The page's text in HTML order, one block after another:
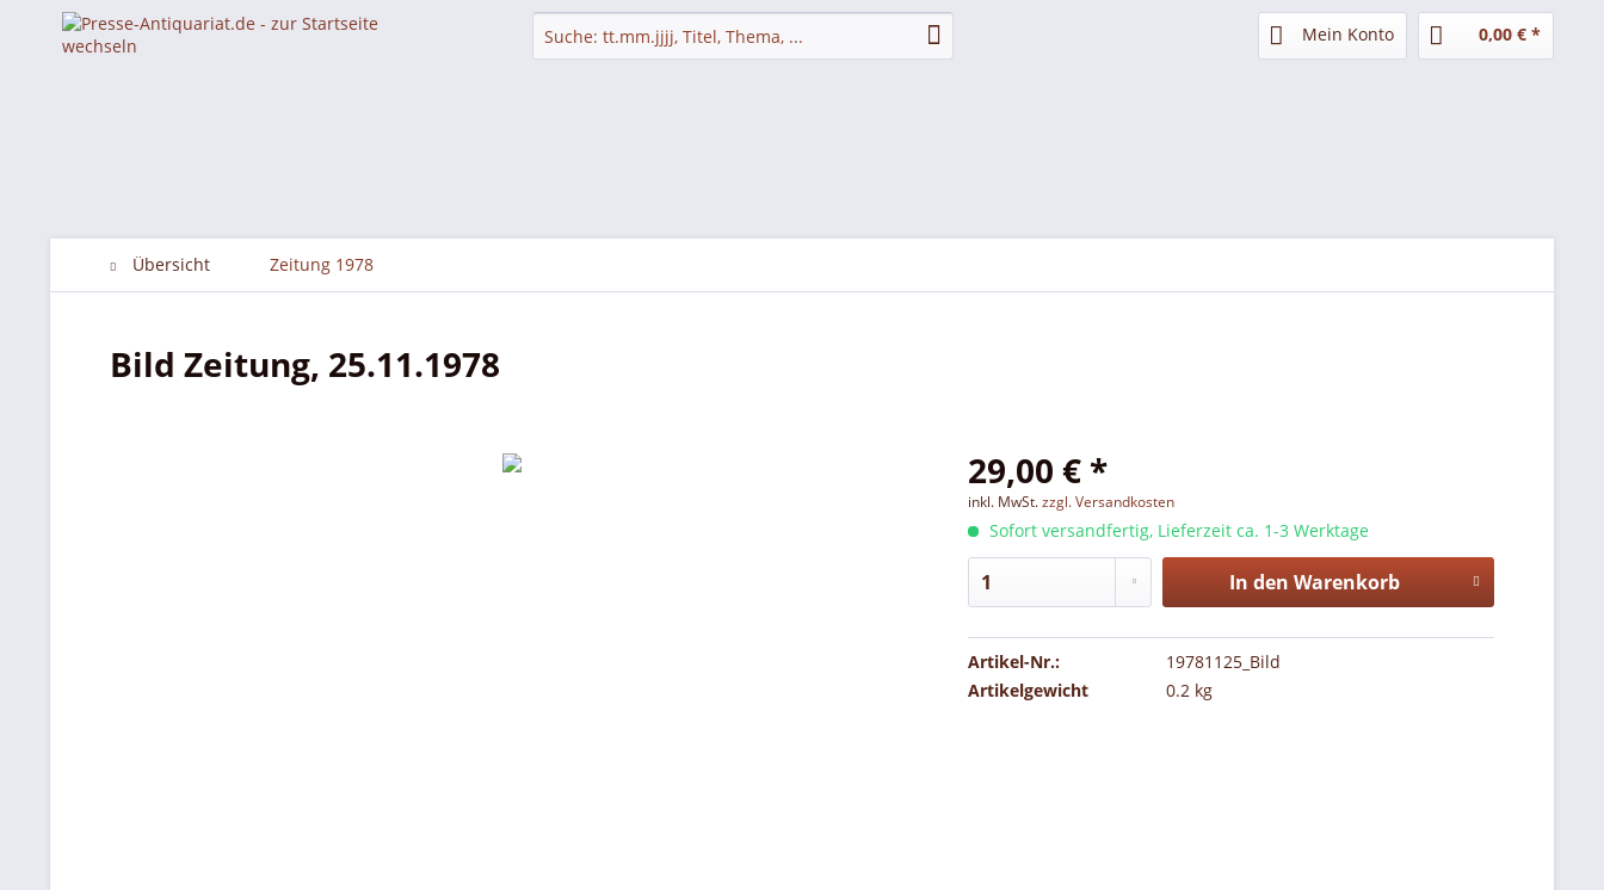
Mein Konto 0,00 € *
Übersicht Zeitung 1978
Bild Zeitung, 25.11.1978
29,00 € *
inkl. MwSt.zzgl. Versandkosten
Sofort versandfertig, Lieferzeit ca. 1-3 Werktage
In den Warenkorb
Artikel-Nr.:
19781125_Bild
Artikelgewicht
0.2 kg